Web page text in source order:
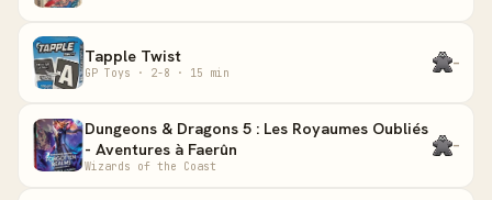
Tapple Twist
GP Toys · 2-8 · 15 min
-
Dungeons & Dragons 5 : Les Royaumes Oubliés
- Aventures à Faerûn
Wizards of the Coast
-